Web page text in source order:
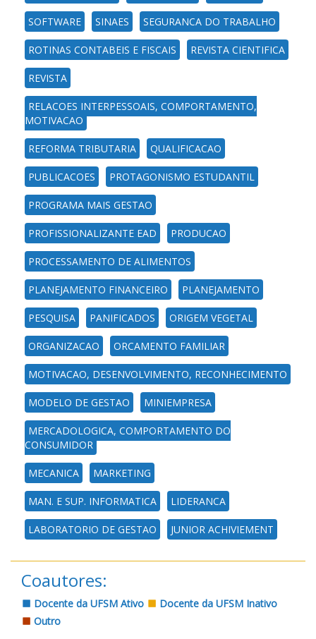
SOFTWARE SINAES SEGURANCA DO TRABALHO
ROTINAS CONTABEIS E FISCAIS REVISTA CIENTIFICA
REVISTA
RELACOES INTERPESSOAIS, COMPORTAMENTO,
MOTIVACAO
REFORMA TRIBUTARIA QUALIFICACAO
PUBLICACOES PROTAGONISMO ESTUDANTIL
PROGRAMA MAIS GESTAO
PROFISSIONALIZANTE EAD PRODUCAO
PROCESSAMENTO DE ALIMENTOS
PLANEJAMENTO FINANCEIRO PLANEJAMENTO
PESQUISA PANIFICADOS ORIGEM VEGETAL
ORGANIZACAO ORCAMENTO FAMILIAR
MOTIVACAO, DESENVOLVIMENTO, RECONHECIMENTO
MODELO DE GESTAO MINIEMPRESA
MERCADOLOGICA, COMPORTAMENTO DO
CONSUMIDOR
MECANICA MARKETING
MAN. E SUP. INFORMATICA LIDERANCA
LABORATORIO DE GESTAO JUNIOR ACHIVIEMENT
Coautores:
Docente da UFSM Ativo
Docente da UFSM Inativo
Outro